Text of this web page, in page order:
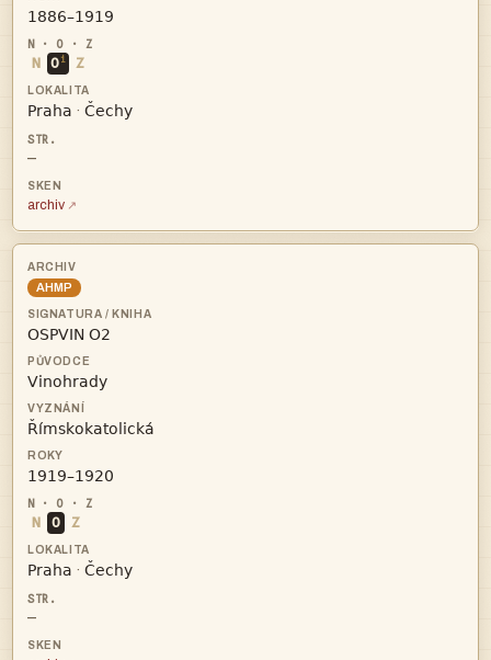

N O i Z
 · 
—
archiv
AHMP




N O Z
 · 
—